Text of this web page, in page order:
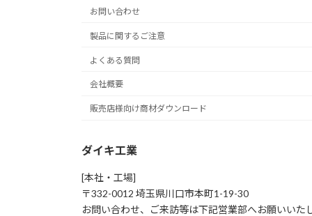
お問い合わせ
製品に関するご注意
よくある質問
会社概要
販売店様向け商材ダウンロード
ダイキ工業
[本社・工場]
〒332-0012 埼玉県川口市本町1-19-30
お問い合わせ、ご来訪等は下記営業部へお願いいた